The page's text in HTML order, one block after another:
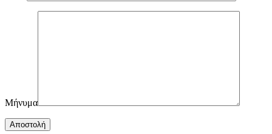
Μήνυμα